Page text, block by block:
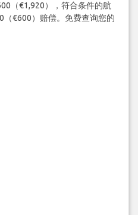
（€1,920），符合条件的航
（€600）赔偿。免费查询您的